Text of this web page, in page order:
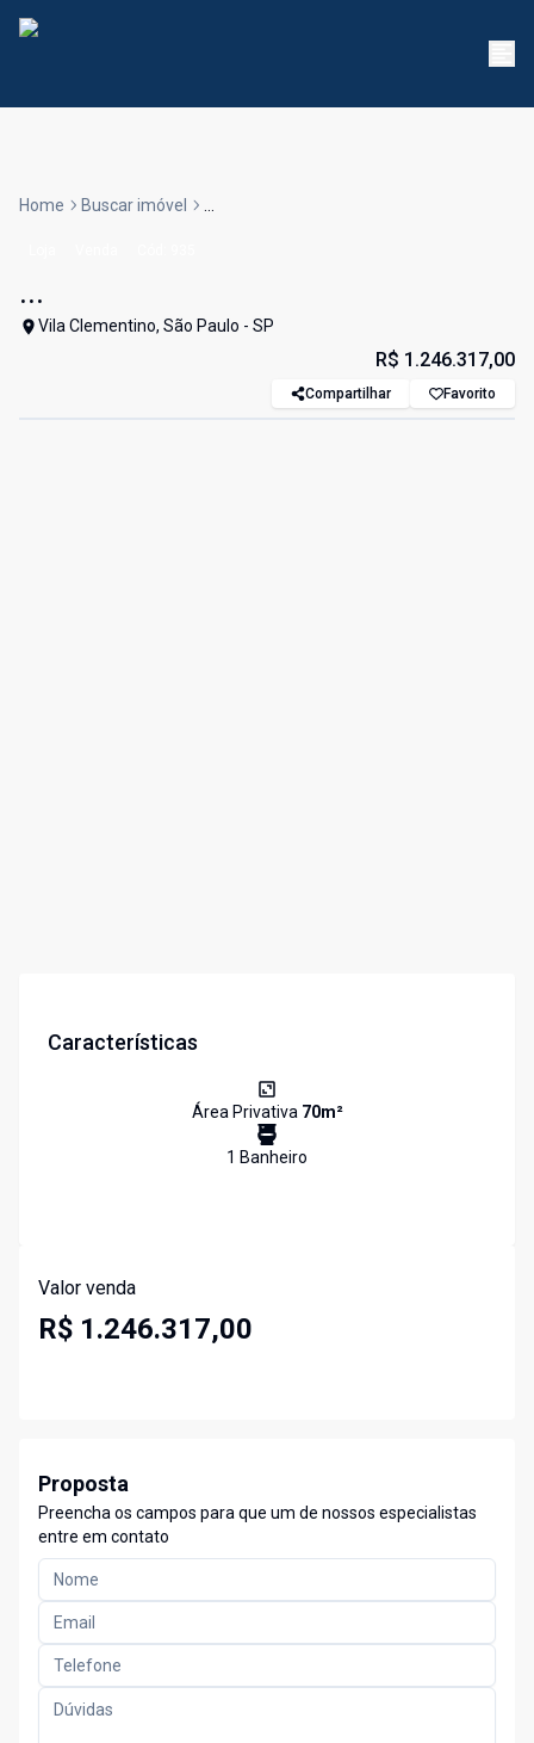
Home Buscar imóvel ...
...
Vila Clementino, São Paulo - SP
R$ 1.246.317,00
Compartilhar Favorito
Características
Área Privativa 70m²
1 Banheiro
Valor venda
R$ 1.246.317,00
Proposta
Preencha os campos para que um de nossos especialistas
entre em contato